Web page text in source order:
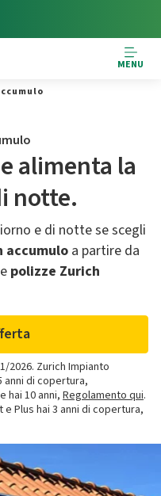
MENU
alimenta la
notte.
e di notte se scegli
a partire da
polizze Zurich
2026. Zurich Impianto
anni di copertura,
hai 10 anni, Regolamento qui.
Plus hai 3 anni di copertura,